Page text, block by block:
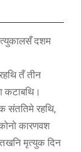
दशम
तँ तीन
संततिमे रहथि,
कारणवश
मृत्युक दिन